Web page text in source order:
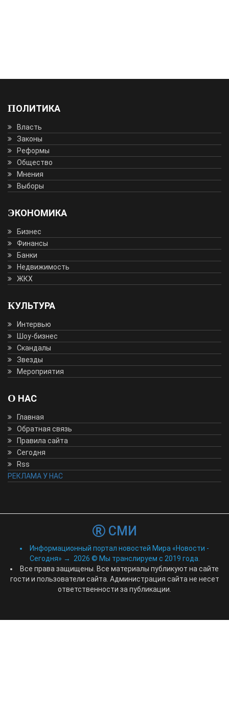
ПОЛИТИКА
Власть
Законы
Реформы
Общество
Мнения
Выборы
ЭКОНОМИКА
Бизнес
Финансы
Банки
Недвижимость
ЖКХ
КУЛЬТУРА
Интервью
Шоу-бизнес
Скандалы
Звезды
Мероприятия
О НАС
Главная
Обратная связь
Правила сайта
Сегодня
Rss
РЕКЛАМА У НАС
СМИ
Информационный портал новостей Мира «Новости -
Сегодня» → 2026 © Мы транслируем с 2019 года.
Все права защищены. Все материалы публикуют на сайте
гости и пользователи сайта. Администрация сайта не несет
ответственности за публикации.